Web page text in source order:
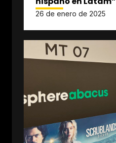
26 de enero de 2025